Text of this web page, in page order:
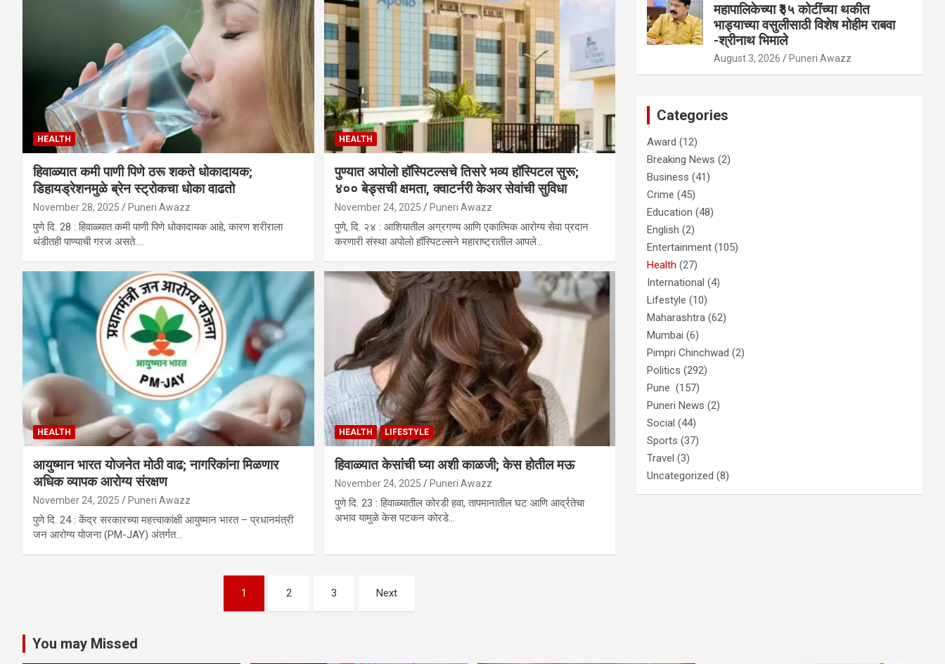
HEALTH
हिवाळ्यात कमी पाणी पिणे ठरू शकते धोकादायक;
डिहायड्रेशनमुळे ब्रेन स्ट्रोकचा धोका वाढतो
November 28, 2025 Puneri Awazz
पुणे दि. 28 : हिवाळ्यात कमी पाणी पिणे धोकादायक आहे, कारण शरीराला
थंडीतही पाण्याची गरज असते.…
HEALTH
पुण्यात अपोलो हॉस्पिटल्सचे तिसरे भव्य हॉस्पिटल सुरू;
४०० बेड्सची क्षमता, क्वाटर्नरी केअर सेवांची सुविधा
November 24, 2025 Puneri Awazz
पुणे, दि. २४ : आशियातील अग्रगण्य आणि एकात्मिक आरोग्य सेवा प्रदान
करणारी संस्था अपोलो हॉस्पिटल्सने महाराष्ट्रातील आपले…
HEALTH
आयुष्मान भारत योजनेत मोठी वाढ; नागरिकांना मिळणार
अधिक व्यापक आरोग्य संरक्षण
November 24, 2025 Puneri Awazz
पुणे दि. 24 : केंद्र सरकारच्या महत्त्वाकांक्षी आयुष्मान भारत – प्रधानमंत्री
जन आरोग्य योजना (PM-JAY) अंतर्गत…
HEALTH LIFESTYLE
हिवाळ्यात केसांची घ्या अशी काळजी; केस होतील मऊ
November 24, 2025 Puneri Awazz
पुणे दि. 23 : हिवाळ्यातील कोरडी हवा, तापमानातील घट आणि आर्द्रतेचा
अभाव यामुळे केस पटकन कोरडे…
1 2 3 Next
महापालिकेच्या ₹३५ कोटींच्या थकीत
भाड्याच्या वसुलीसाठी विशेष मोहीम राबवा
-श्रीनाथ भिमाले
August 3, 2026 Puneri Awazz
Categories
Award (12)
Breaking News (2)
Business (41)
Crime (45)
Education (48)
English (2)
Entertainment (105)
Health (27)
International (4)
Lifestyle (10)
Maharashtra (62)
Mumbai (6)
Pimpri Chinchwad (2)
Politics (292)
Pune (157)
Puneri News (2)
Social (44)
Sports (37)
Travel (3)
Uncategorized (8)
You may Missed